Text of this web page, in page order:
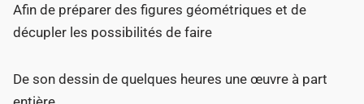
Afin de préparer des figures géométriques et de
décupler les possibilités de faire
De son dessin de quelques heures une œuvre à part